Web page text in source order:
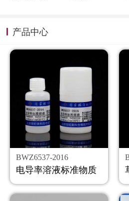
产品中心
BWZ6537-2016
电导率溶液标准物质
新闻资讯
公司主页
购物车
会员中心
联系我们
返回主页